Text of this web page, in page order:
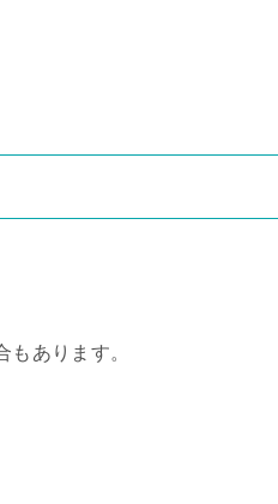
あります。